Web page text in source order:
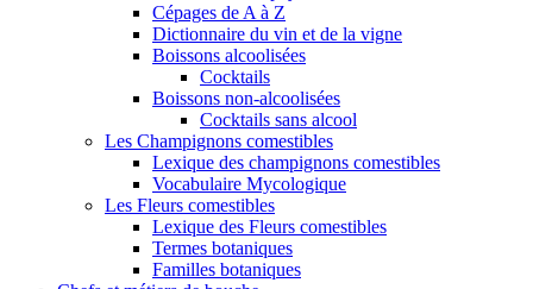
Cépages de A à Z
Dictionnaire du vin et de la vigne
Boissons alcoolisées
Cocktails
Boissons non-alcoolisées
Cocktails sans alcool
Les Champignons comestibles
Lexique des champignons comestibles
Vocabulaire Mycologique
Les Fleurs comestibles
Lexique des Fleurs comestibles
Termes botaniques
Familles botaniques